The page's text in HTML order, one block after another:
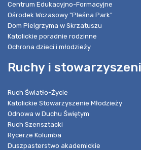
Centrum Edukacyjno-Formacyjne
Ośrodek Wczasowy "Pleśna Park"
Dom Pielgrzyma w Skrzatuszu
Katolickie poradnie rodzinne
Ochrona dzieci i młodzieży
Ruchy i
Ruch Światło-Życie
Katolickie Stowarzyszenie Młodzieży
Odnowa w Duchu Świętym
Ruch Szensztacki
Rycerze Kolumba
Duszpasterstwo akademickie